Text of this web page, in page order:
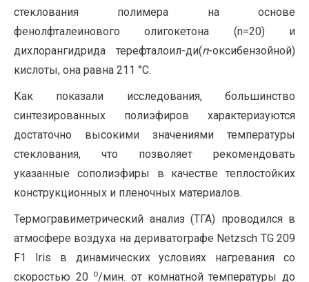
стеклования полимера на основе
фенолфталеинового олигокетона (n=20) и
дихлорангидрида терефталоил-ди(п-оксибензойной)
кислоты, она равна 211 °С.
Как показали исследования, большинство
синтезированных полиэфиров характеризуются
достаточно высокими значениями температуры
стеклования, что позволяет рекомендовать
указанные сополиэфиры в качестве теплостойких
конструкционных и пленочных материалов.
Термогравиметрический анализ (ТГА) проводился в
атмосфере воздуха на дериватографе Netzsch TG 209
F1 Iris в динамических условиях нагревания со
скоростью 20 о/мин. от комнатной температуры до